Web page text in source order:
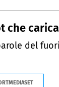
che
del